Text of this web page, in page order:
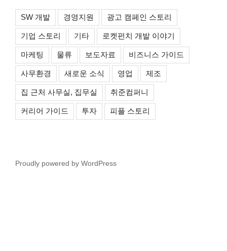
SW 개발 경영지원 광고 캠페인 스토리
기업 스토리 기타 로켓펀치 개발 이야기
마케팅 물류 보도자료 비즈니스 가이드
사무환경 새로운 소식 영업 제조
집 근처 사무실, 집무실 취준컴퍼니
커리어 가이드 투자 피플 스토리
Proudly powered by WordPress